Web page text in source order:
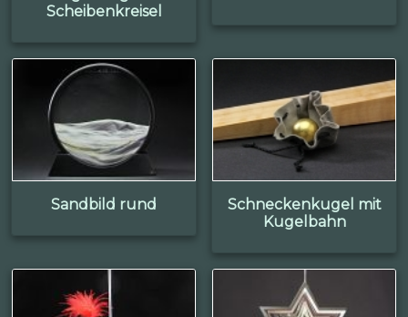
Scheibenkreisel
Sandbild rund
Schneckenkugel mit
Kugelbahn